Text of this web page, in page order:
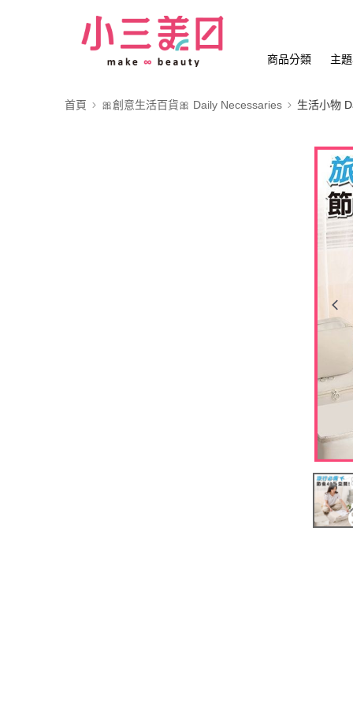
商品分類 主
首頁 🎀創意生活百貨🎀 Daily Necessaries 生活小物